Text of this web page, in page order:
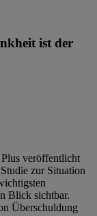
ist der
veröffentlicht
zur Situation
Blick sichtbar.
Überschuldung